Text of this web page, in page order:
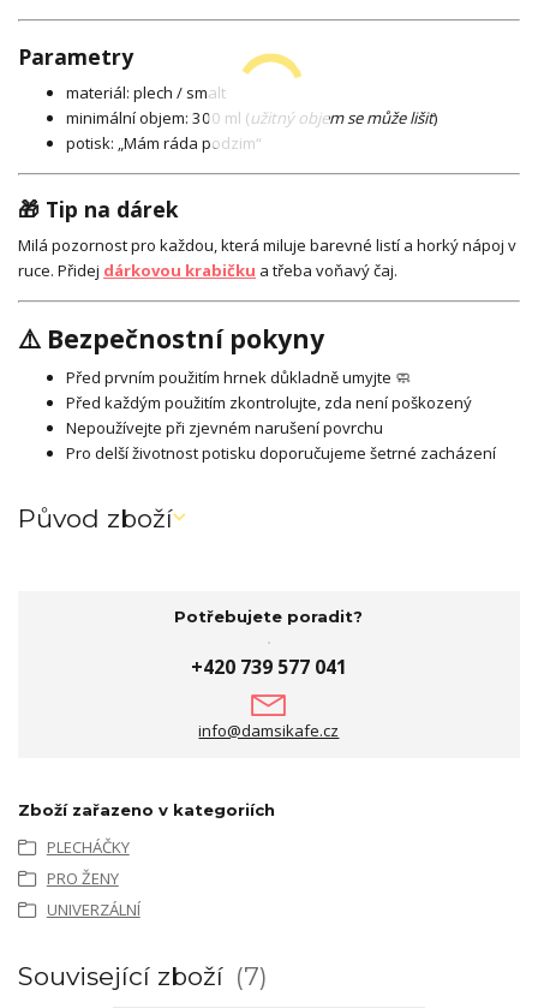
Parametry
materiál: plech / smalt
minimální objem: 300 ml (užitný objem se může lišit)
potisk: „Mám ráda podzim“
🎁 Tip na dárek
Milá pozornost pro každou, která miluje barevné listí a horký nápoj v
ruce. Přidej dárkovou krabičku a třeba voňavý čaj.
⚠️ Bezpečnostní pokyny
Před prvním použitím hrnek důkladně umyjte 🧼
Před každým použitím zkontrolujte, zda není poškozený
Nepoužívejte při zjevném narušení povrchu
Pro delší životnost potisku doporučujeme šetrné zacházení
Původ zboží
Potřebujete poradit?
+420 739 577 041
info@damsikafe.cz
Zboží zařazeno v kategoriích
PLECHÁČKY
PRO ŽENY
UNIVERZÁLNÍ
Související zboží 7